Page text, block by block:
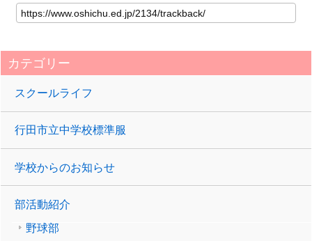
カテゴリー
スクールライフ
行田市立中学校標準服
学校からのお知らせ
部活動紹介
野球部